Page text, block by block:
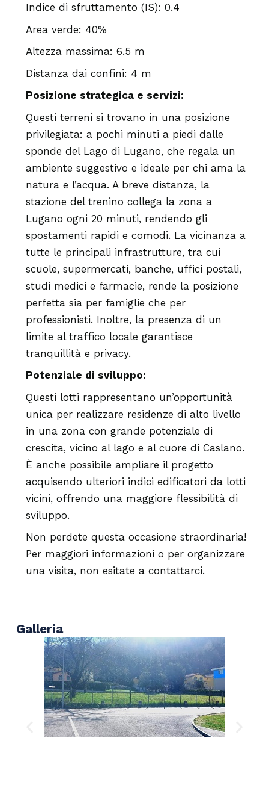
Indice di sfruttamento (IS): 0.4
Area verde: 40%
Altezza massima: 6.5 m
Distanza dai confini: 4 m
Posizione strategica e servizi:
Questi terreni si trovano in una posizione
privilegiata: a pochi minuti a piedi dalle
sponde del Lago di Lugano, che regala un
ambiente suggestivo e ideale per chi ama la
natura e l’acqua. A breve distanza, la
stazione del trenino collega la zona a
Lugano ogni 20 minuti, rendendo gli
spostamenti rapidi e comodi. La vicinanza a
tutte le principali infrastrutture, tra cui
scuole, supermercati, banche, uffici postali,
studi medici e farmacie, rende la posizione
perfetta sia per famiglie che per
professionisti. Inoltre, la presenza di un
limite al traffico locale garantisce
tranquillità e privacy.
Potenziale di sviluppo:
Questi lotti rappresentano un’opportunità
unica per realizzare residenze di alto livello
in una zona con grande potenziale di
crescita, vicino al lago e al cuore di Caslano.
È anche possibile ampliare il progetto
acquisendo ulteriori indici edificatori da lotti
vicini, offrendo una maggiore flessibilità di
sviluppo.
Non perdete questa occasione straordinaria!
Per maggiori informazioni o per organizzare
una visita, non esitate a contattarci.
Galleria